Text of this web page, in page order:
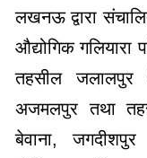
लखनऊ द्वारा
औद्योगिक
तहसील जलालपुर
अजमलपुर तथा
बेवाना,